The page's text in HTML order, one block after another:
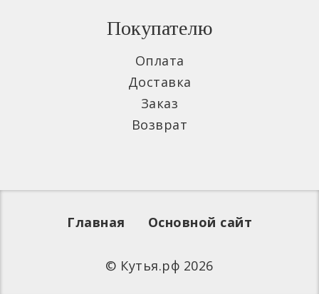
Покупателю
Оплата
Доставка
Заказ
Возврат
Главная Основной сайт
© Кутья.рф 2026